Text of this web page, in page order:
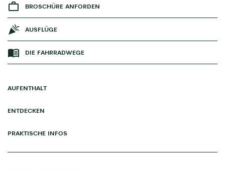
BROSCHÜRE ANFORDEN
AUSFLÜGE
DIE FAHRRADWEGE
AUFENTHALT
ENTDECKEN
PRAKTISCHE INFOS